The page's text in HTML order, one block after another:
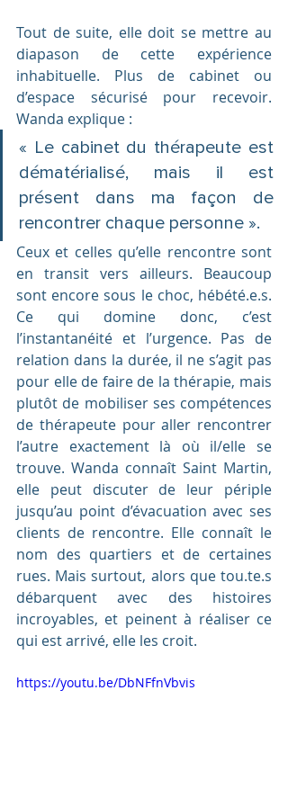
Tout de suite, elle doit se mettre au
diapason de cette expérience
inhabituelle. Plus de cabinet ou
d’espace sécurisé pour recevoir.
Wanda explique :
« Le cabinet du thérapeute est
dématérialisé, mais il est
présent dans ma façon de
rencontrer chaque personne ».
Ceux et celles qu’elle rencontre sont
en transit vers ailleurs. Beaucoup
sont encore sous le choc, hébété.e.s.
Ce qui domine donc, c’est
l’instantanéité et l’urgence. Pas de
relation dans la durée, il ne s’agit pas
pour elle de faire de la thérapie, mais
plutôt de mobiliser ses compétences
de thérapeute pour aller rencontrer
l’autre exactement là où il/elle se
trouve. Wanda connaît Saint Martin,
elle peut discuter de leur périple
jusqu’au point d’évacuation avec ses
clients de rencontre. Elle connaît le
nom des quartiers et de certaines
rues. Mais surtout, alors que tou.te.s
débarquent avec des histoires
incroyables, et peinent à réaliser ce
qui est arrivé, elle les croit.
https://youtu.be/DbNFfnVbvis